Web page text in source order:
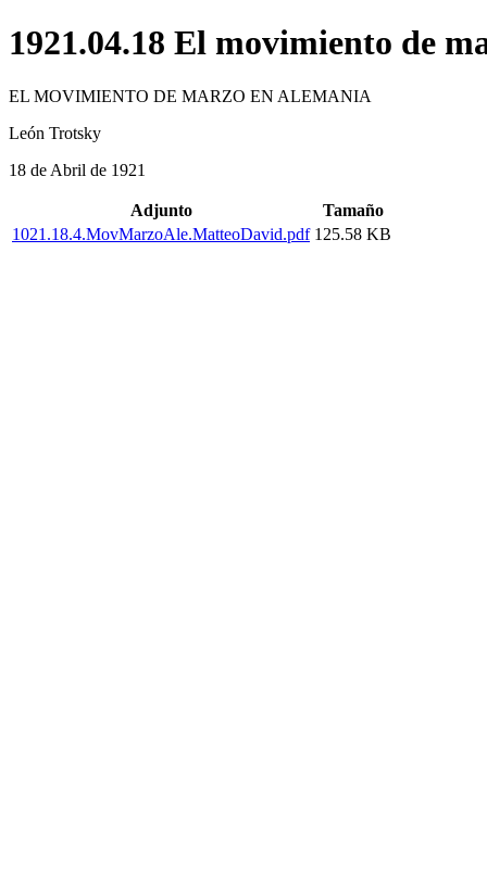
1921.04.18 El movimiento de
EL MOVIMIENTO DE MARZO EN ALEMANIA
León Trotsky
18 de Abril de 1921
Adjunto
Tamaño
1021.18.4.MovMarzoAle.MatteoDavid.pdf 125.58 KB